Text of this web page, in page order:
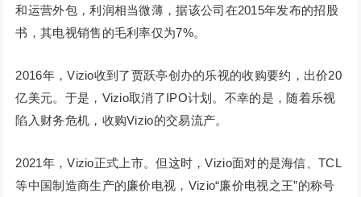
和运营外包，利润相当微薄，据该公司在2015年发布的招股
书，其电视销售的毛利率仅为7%。
2016年，Vizio收到了贾跃亭创办的乐视的收购要约，出价20
亿美元。于是，Vizio取消了IPO计划。不幸的是，随着乐视
陷入财务危机，收购Vizio的交易流产。
2021年，Vizio正式上市。但这时，Vizio面对的是海信、TCL
等中国制造商生产的廉价电视，Vizio“廉价电视之王”的称号